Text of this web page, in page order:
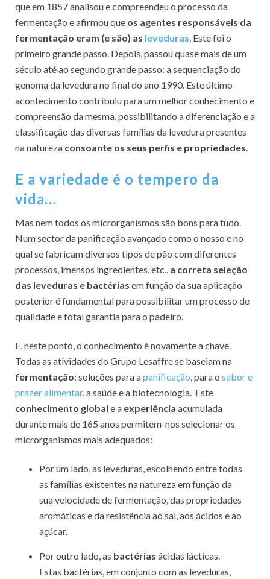
que em 1857 analisou e compreendeu o processo da
fermentação e afirmou que os agentes responsáveis da
fermentação eram (e são) as leveduras. Este foi o
primeiro grande passo. Depois, passou quase mais de um
século até ao segundo grande passo: a sequenciação do
genoma da levedura no final do ano 1990. Este último
acontecimento contribuiu para um melhor conhecimento e
compreensão da mesma, possibilitando a diferenciação e a
classificação das diversas famílias da levedura presentes
na natureza consoante os seus perfis e propriedades.
E a variedade é o tempero da
vida…
Mas nem todos os microrganismos são bons para tudo.
Num sector da panificação avançado como o nosso e no
qual se fabricam diversos tipos de pão com diferentes
processos, imensos ingredientes, etc., a correta seleção
das leveduras e bactérias em função da sua aplicação
posterior é fundamental para possibilitar um processo de
qualidade e total garantia para o padeiro.
E, neste ponto, o conhecimento é novamente a chave.
Todas as atividades do Grupo Lesaffre se baseiam na
fermentação: soluções para apanificação, para o sabor e
prazer alimentar, a saúde e a biotecnologia. Este
conhecimento global e a experiência acumulada
durante mais de 165 anos permitem-nos selecionar os
microrganismos mais adequados:
Por um lado, as leveduras, escolhendo entre todas
as famílias existentes na natureza em função da
sua velocidade de fermentação, das propriedades
aromáticas e da resistência ao sal, aos ácidos e ao
açúcar.
Por outro lado, as bactérias ácidas lácticas.
Estas bactérias, em conjunto com as leveduras,